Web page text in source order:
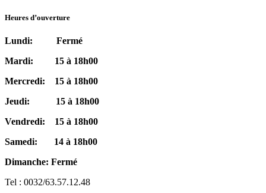
Heures d’ouverture
Lundi: Fermé
Mardi: 15 à 18h00
Mercredi: 15 à 18h00
Jeudi: 15 à 18h00
Vendredi: 15 à 18h00
Samedi: 14 à 18h00
Dimanche: Fermé
Tel : 0032/63.57.12.48